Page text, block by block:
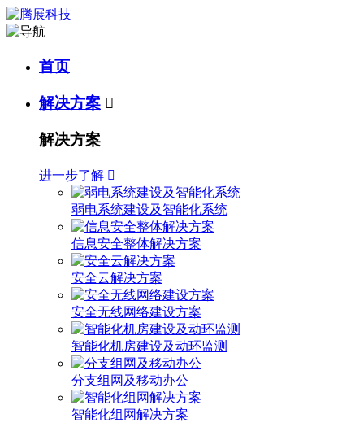
首页
解决方案 
解决方案
进一步了解 
弱电系统建设及智能化系统
信息安全整体解决方案
安全云解决方案
安全无线网络建设方案
智能化机房建设及动环监测
分支组网及移动办公
智能化组网解决方案